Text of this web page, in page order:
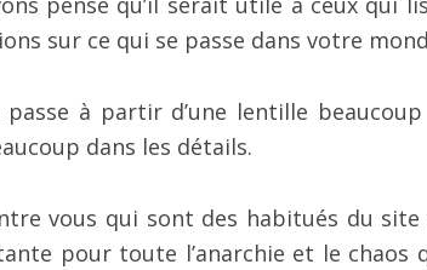
sur ce qui se passe dans votre
à partir d’une lentille
dans les détails.
vous qui sont des habitués du
pour toute l’anarchie et le chaos